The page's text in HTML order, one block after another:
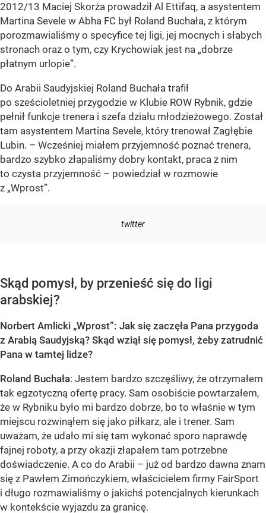
2012/13 Maciej Skorża prowadził Al Ettifaq, a asystentem
Martina Sevele w Abha FC był Roland Buchała, z którym
porozmawialiśmy o specyfice tej ligi, jej mocnych i słabych
stronach oraz o tym, czy Krychowiak jest na „dobrze
płatnym urlopie”.
Do Arabii Saudyjskiej Roland Buchała trafił
po sześcioletniej przygodzie w Klubie ROW Rybnik, gdzie
pełnił funkcje trenera i szefa działu młodzieżowego. Został
tam asystentem Martina Sevele, który trenował Zagłębie
Lubin. – Wcześniej miałem przyjemność poznać trenera,
bardzo szybko złapaliśmy dobry kontakt, praca z nim
to czysta przyjemność – powiedział w rozmowie
z „Wprost”.
twitter
Skąd pomysł, by przenieść się do ligi
arabskiej?
Norbert Amlicki „Wprost”: Jak się zaczęła Pana przygoda
z Arabią Saudyjską? Skąd wziął się pomysł, żeby zatrudnić
Pana w tamtej lidze?
Roland Buchała: Jestem bardzo szczęśliwy, że otrzymałem
tak egzotyczną ofertę pracy. Sam osobiście powtarzałem,
że w Rybniku było mi bardzo dobrze, bo to właśnie w tym
miejscu rozwinąłem się jako piłkarz, ale i trener. Sam
uważam, że udało mi się tam wykonać sporo naprawdę
fajnej roboty, a przy okazji złapałem tam potrzebne
doświadczenie. A co do Arabii – już od bardzo dawna znam
się z Pawłem Zimończykiem, właścicielem firmy FairSport
i długo rozmawialiśmy o jakichś potencjalnych kierunkach
w kontekście wyjazdu za granicę.